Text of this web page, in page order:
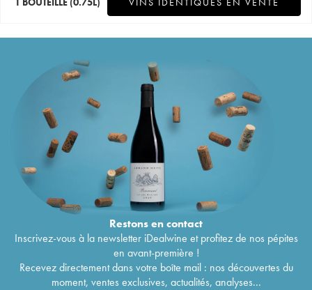
Restons encontact
Inscrivez-vous à la newsletter iDealwine et profitez de nos pépites
en avant-première !
Recevez directement dans votre boîte mail : nos découvertes du
moment, ventes exclusives, actualités, analyses...